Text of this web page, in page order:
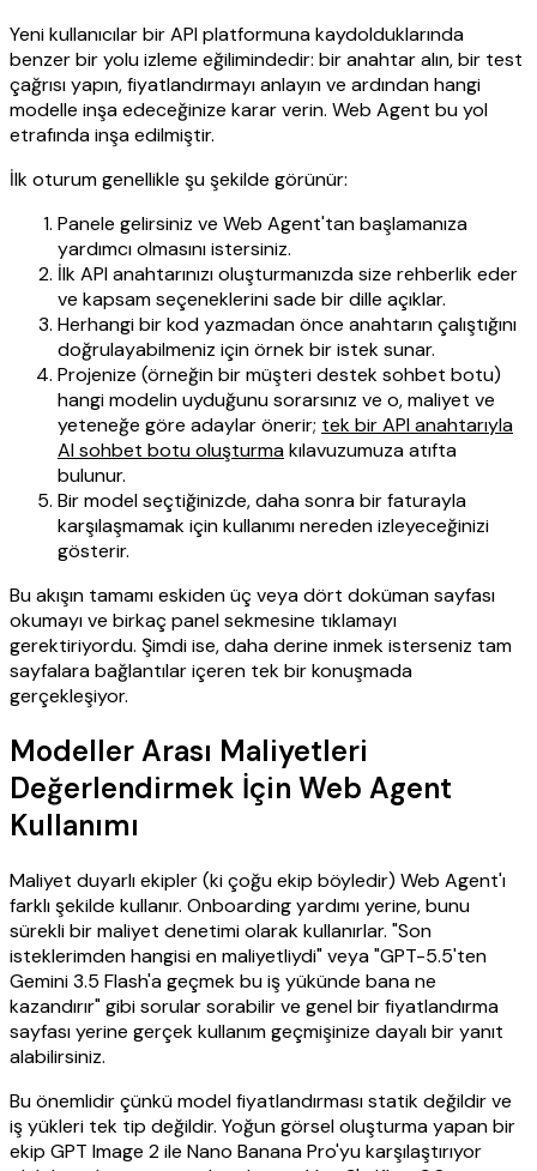
Yeni kullanıcılar bir API platformuna kaydolduklarında
benzer bir yolu izleme eğilimindedir: bir anahtar alın, bir test
çağrısı yapın, fiyatlandırmayı anlayın ve ardından hangi
modelle inşa edeceğinize karar verin. Web Agent bu yol
etrafında inşa edilmiştir.
İlk oturum genellikle şu şekilde görünür:
Panele gelirsiniz ve Web Agent'tan başlamanıza
yardımcı olmasını istersiniz.
İlk API anahtarınızı oluşturmanızda size rehberlik eder
ve kapsam seçeneklerini sade bir dille açıklar.
Herhangi bir kod yazmadan önce anahtarın çalıştığını
doğrulayabilmeniz için örnek bir istek sunar.
Projenize (örneğin bir müşteri destek sohbet botu)
hangi modelin uyduğunu sorarsınız ve o, maliyet ve
yeteneğe göre adaylar önerir; tek bir API anahtarıyla
AI sohbet botu oluşturmakılavuzumuza atıfta
bulunur.
Bir model seçtiğinizde, daha sonra bir faturayla
karşılaşmamak için kullanımı nereden izleyeceğinizi
gösterir.
Bu akışın tamamı eskiden üç veya dört doküman sayfası
okumayı ve birkaç panel sekmesine tıklamayı
gerektiriyordu. Şimdi ise, daha derine inmek isterseniz tam
sayfalara bağlantılar içeren tek bir konuşmada
gerçekleşiyor.
Modeller Arası Maliyetleri
Değerlendirmek İçin Web Agent
Kullanımı
Maliyet duyarlı ekipler (ki çoğu ekip böyledir) Web Agent'ı
farklı şekilde kullanır. Onboarding yardımı yerine, bunu
sürekli bir maliyet denetimi olarak kullanırlar. "Son
isteklerimden hangisi en maliyetliydi" veya "GPT-5.5'ten
Gemini 3.5 Flash'a geçmek bu iş yükünde bana ne
kazandırır" gibi sorular sorabilir ve genel bir fiyatlandırma
sayfası yerine gerçek kullanım geçmişinize dayalı bir yanıt
alabilirsiniz.
Bu önemlidir çünkü model fiyatlandırması statik değildir ve
iş yükleri tek tip değildir. Yoğun görsel oluşturma yapan bir
ekip GPT Image 2 ile Nano Banana Pro'yu karşılaştırıyor